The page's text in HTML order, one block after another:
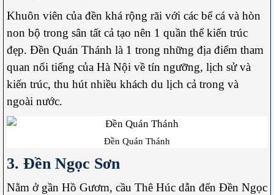
Khuôn viên của đền khá rộng rãi với các bể cá và hòn
non bộ trong sân tất cả tạo nên 1 quần thể kiến trúc
đẹp. Đền Quán Thánh là 1 trong những địa điểm tham
quan nổi tiếng của Hà Nội về tín ngưỡng, lịch sử và
kiến trúc, thu hút nhiều khách du lịch cả trong và
ngoài nước.
Đền Quán Thánh
3. Đền Ngọc Sơn
Nằm ở gần Hồ Gươm, cầu Thê Húc dẫn đến Đền Ngọc